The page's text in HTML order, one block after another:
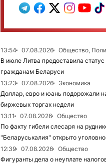
13:54 07.08.2026
Общество,
В июле Литва предоставила
гражданам Беларуси
13:23
07.08.2026
Экономика
Доллар, евро и юань подорожали
биржевых торгах недели
13:11
07.08.2026
Общество
По факту гибели слесаря на
"Беларуськалия" открыто
12:39
07.08.2026
Общество
Фигуранты дела о неуплате